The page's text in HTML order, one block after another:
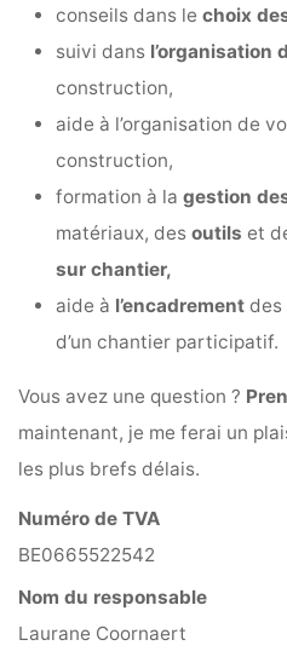
conseils dans le choix
suivi dans l’organisation
construction,
aide à l’organisation de
construction,
formation à la gestion
matériaux, des outils et
sur chantier,
aide à l’encadrementdes
d’un chantier participatif.
Vous avez une question ?
maintenant, je me ferai un
les plus brefs délais.
Numéro de TVA
BE0665522542
Nom du responsable
Laurane Coornaert